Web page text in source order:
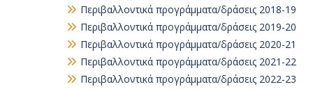
Περιβαλλοντικά προγράμματα/δράσεις 2018-19
Περιβαλλοντικά προγράμματα/δράσεις 2019-20
Περιβαλλοντικά προγράμματα/δράσεις 2020-21
Περιβαλλοντικά προγράμματα/δράσεις 2021-22
Περιβαλλοντικά προγράμματα/δράσεις 2022-23